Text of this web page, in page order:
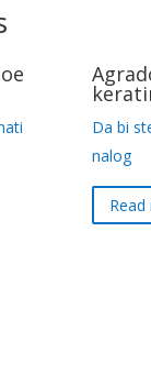
Da bi
nalog